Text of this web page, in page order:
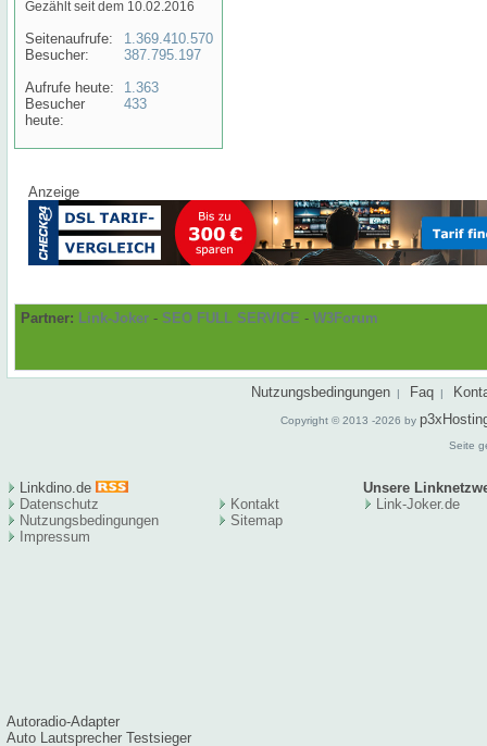
Gezählt seit dem 10.02.2016
Seitenaufrufe:
Besucher:
Aufrufe heute:
Besucher
heute:
1.369.410.570
387.795.197
1.363
433
Anzeige
Partner: Link-Joker - SEO FULL SERVICE - W3Forum
Nutzungsbedingungen | Faq |
Copyright © 2013 -2026 by
Seite
Linkdino.de
Unsere
Datenschutz
Nutzungsbedingungen
Impressum
Kontakt
Sitemap
Link-Joker.de
Autoradio-Adapter
Auto Lautsprecher Testsieger